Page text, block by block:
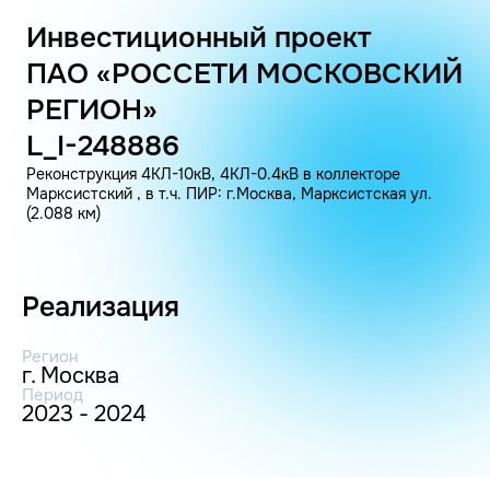
Инвестиционный проект
ПАО «РОССЕТИ МОСКОВСКИЙ
РЕГИОН»
L_I-248886
Реконструкция 4КЛ-10кВ, 4КЛ-0.4кВ в коллекторе
Марксистский , в т.ч. ПИР: г.Москва, Марксистская ул.
(2.088 км)
Реализация
Регион
г. Москва
Период
2023 - 2024